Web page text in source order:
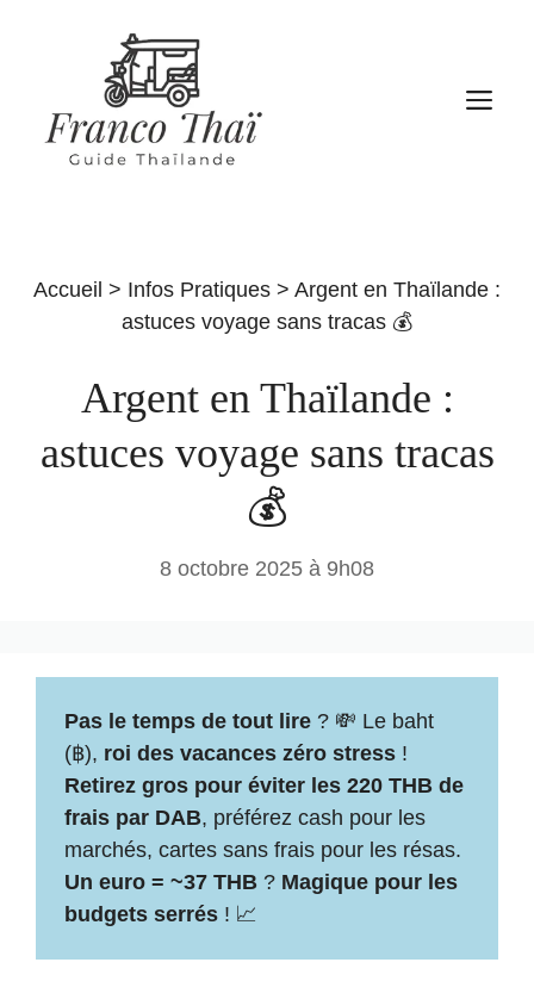
Accueil > Infos Pratiques > Argent en Thaïlande :
astuces voyage sans tracas 💰
Argent en Thaïlande :
astuces voyage sans tracas
💰
8 octobre 2025 à 9h08
Pas le temps de tout lire ? 💸 Le baht
(฿), roi des vacances zéro stress !
Retirez gros pour éviter les 220 THB de
frais par DAB, préférez cash pour les
marchés, cartes sans frais pour les résas.
Un euro = ~37 THB ? Magique pour les
budgets serrés ! 📈